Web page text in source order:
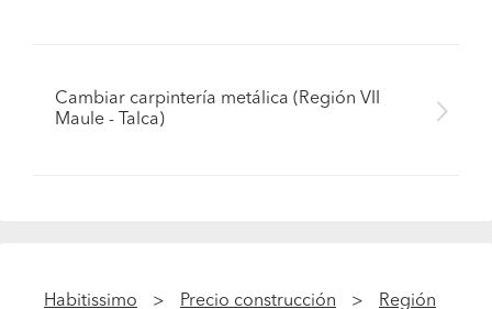
Cambiar carpintería metálica (Región VII
Maule - Talca)
Habitissimo Precio construcción
Región